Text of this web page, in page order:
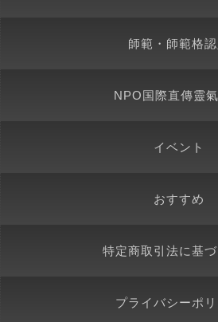
師範・師範格
NPO国際直傳靈
イベント
おすすめ
特定商取引法に基
プライバシーポ